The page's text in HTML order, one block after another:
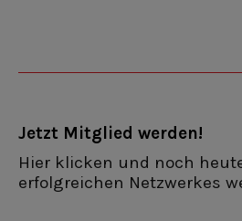
Jetzt Mitglied werden!
Hier klicken und noch
erfolgreichen Netzwerkes